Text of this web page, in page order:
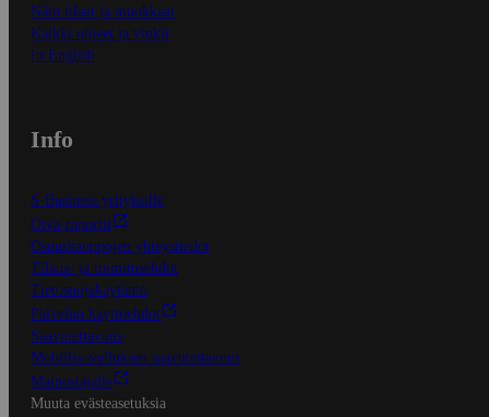
Näin tilaat ja muokkaat
Kaikki ohjeet ja vinkit
In English
Info
S-Business yrityksille
Oiva-raportit
Osuuskauppojen yhteystiedot
Tilaus- ja toimitusehdot
Tietosuojakäytäntö
Palvelun käyttöehdot
Saavutettavuus
Mobiilisovelluksen saavutettavuus
Mainostajalle
Muuta evästeasetuksia